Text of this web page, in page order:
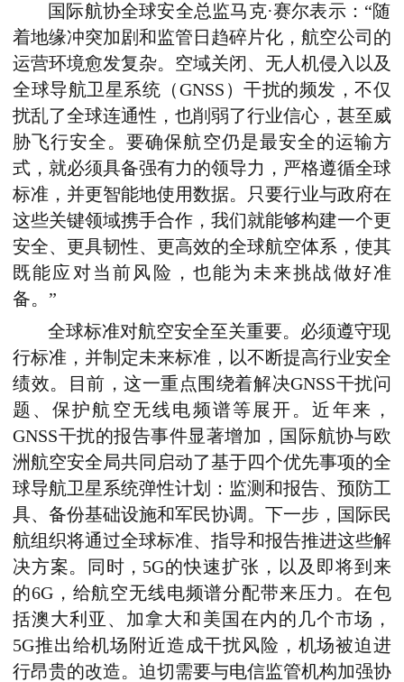
国际航协全球安全总监马克·赛尔表示：“随
着地缘冲突加剧和监管日趋碎片化，航空公司的
运营环境愈发复杂。空域关闭、无人机侵入以及
全球导航卫星系统（GNSS）干扰的频发，不仅
扰乱了全球连通性，也削弱了行业信心，甚至威
胁飞行安全。要确保航空仍是最安全的运输方
式，就必须具备强有力的领导力，严格遵循全球
标准，并更智能地使用数据。只要行业与政府在
这些关键领域携手合作，我们就能够构建一个更
安全、更具韧性、更高效的全球航空体系，使其
既能应对当前风险，也能为未来挑战做好准
备。”
全球标准对航空安全至关重要。必须遵守现
行标准，并制定未来标准，以不断提高行业安全
绩效。目前，这一重点围绕着解决GNSS干扰问
题 、 保护航空无线电频谱等展开。 近年来 ，
GNSS干扰的报告事件显著增加 ， 国际航协与欧
洲航空安全局共同启动了基于四个优先事项的全
球导航卫星系统弹性计划
：监测和报告、预防工
具、备份基础设施和军民协调。下一步，国际民
航组织将通过全球标准、指导和报告推进这些解
决方案。
同时 ， 5G的快速扩张，以及即将到来
的6G，给航空无线电频谱分配带来压力。在包
括澳大利亚、加拿大和美国在内的几个市场，
5G推出给机场附近造成干扰风险，机场被迫进
行昂贵的改造。迫切需要与电信监管机构加强协